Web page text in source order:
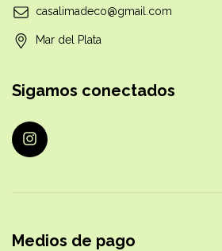
casalimadeco@gmail.com
Mar del Plata
Sigamos conectados
Medios de pago